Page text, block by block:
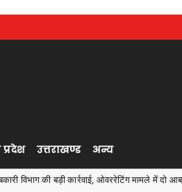
प्रदेश उत्तराखण्ड अन्य
ओवररेटिंग मामले में दो आबकारी उप निरीक्षक निलंबित